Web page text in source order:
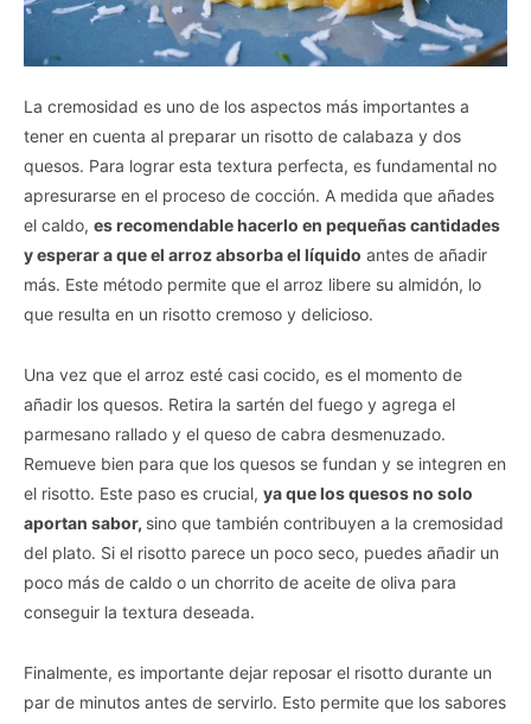
Vida.es - Do Not Process My Personal Information
La cremosidad es uno de los aspectos más importantes a
tener en cuenta al preparar un risotto de calabaza y dos
quesos. Para lograr esta textura perfecta, es fundamental no
apresurarse en el proceso de cocción. A medida que añades
el caldo, es recomendable hacerlo en pequeñas cantidades
y esperar a que el arroz absorba el líquido antes de añadir
más. Este método permite que el arroz libere su almidón, lo
que resulta en un risotto cremoso y delicioso.
Una vez que el arroz esté casi cocido, es el momento de
añadir los quesos. Retira la sartén del fuego y agrega el
parmesano rallado y el queso de cabra desmenuzado.
Remueve bien para que los quesos se fundan y se integren en
el risotto. Este paso es crucial, ya que los quesos no solo
aportan sabor, sino que también contribuyen a la cremosidad
del plato. Si el risotto parece un poco seco, puedes añadir un
poco más de caldo o un chorrito de aceite de oliva para
conseguir la textura deseada.
Finalmente, es importante dejar reposar el risotto durante un
par de minutos antes de servirlo. Esto permite que los sabores